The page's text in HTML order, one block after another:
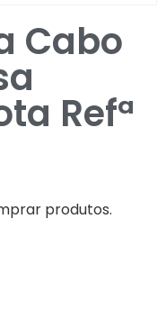
Cabo
Refª
produtos.